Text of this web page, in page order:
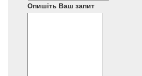
Опишіть Ваш запит